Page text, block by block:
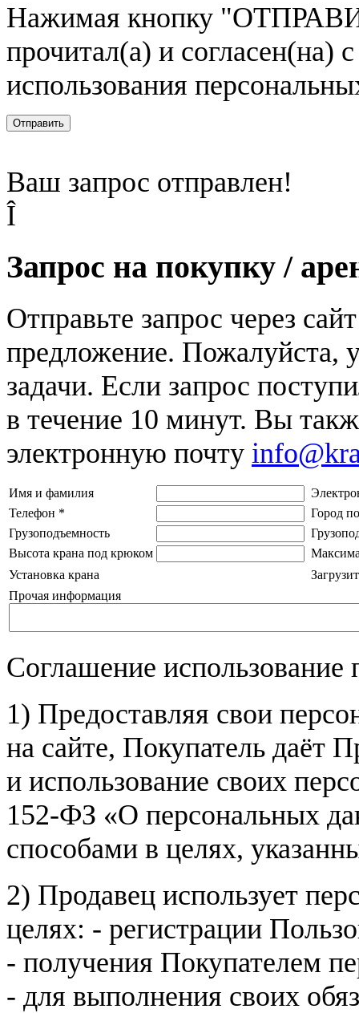
Нажимая кнопку
прочитал(а) и согласен(на)
использования
Отправить
Ваш запрос отправлен!
Î
Запрос на покупку /
Отправьте запрос через
предложение. Пожалуйста,
задачи. Если запрос
в течение 10 минут. Вы
электронную почту
Имя и фамилия
Телефон *
Город
Грузоподъемность
Высота крана под крюком
Установка крана
Прочая информация
Соглашение
1) Предоставляя свои
на сайте, Покупатель даёт
и использование своих
152-ФЗ «О персональных
способами в целях,
2) Продавец использует
целях: - регистрации
- получения Покупателем
- для выполнения своих